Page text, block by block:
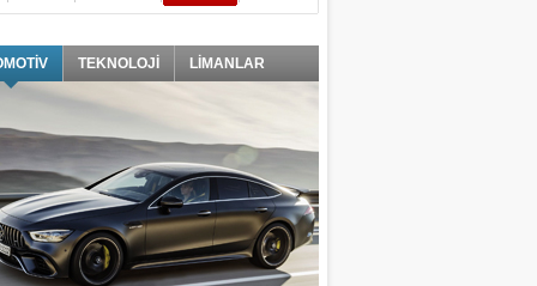
TEKNOLOJİ LİMANLAR